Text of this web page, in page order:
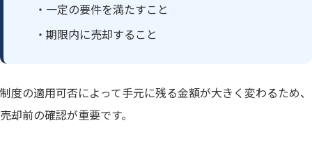
・一定の要件を満たすこと
・期限内に売却すること
制度の適用可否によって手元に残る金額が大きく変わるため、
売却前の確認が重要です。